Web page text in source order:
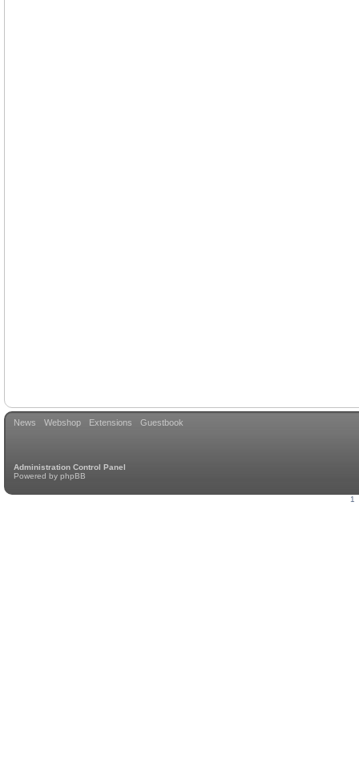
News Webshop Extensions Guestbook
Administration Control Panel
Powered by phpBB
1